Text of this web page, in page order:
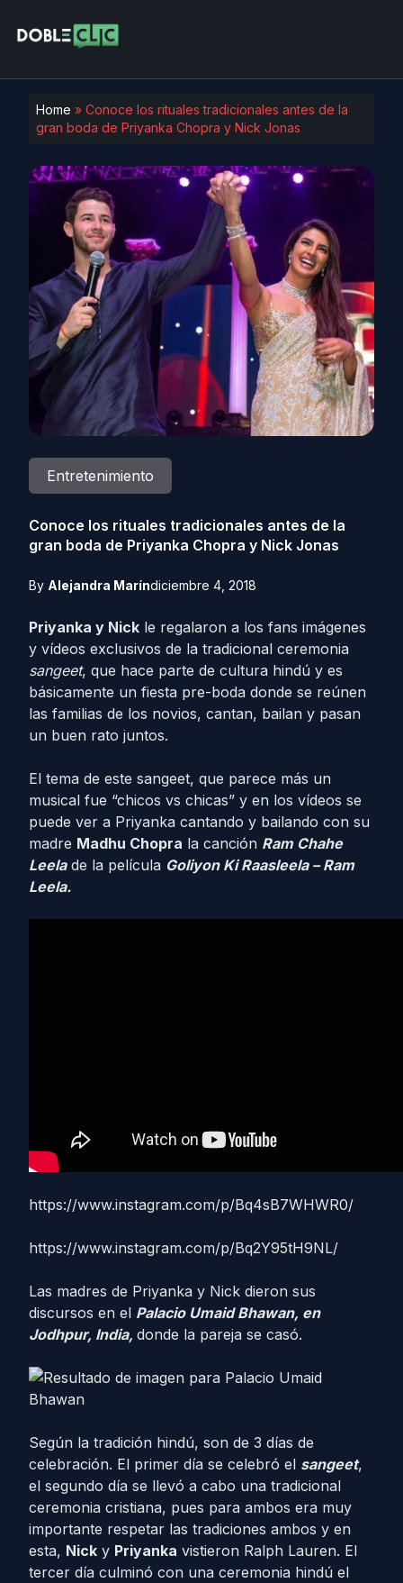
Home » Conoce los rituales tradicionales antes de la
gran boda de Priyanka Chopra y Nick Jonas
Entretenimiento
Conoce los rituales tradicionales antes de la
gran boda de Priyanka Chopra y Nick Jonas
By Alejandra Maríndiciembre 4, 2018
Priyanka y Nick le regalaron a los fans imágenes
y vídeos exclusivos de la tradicional ceremonia
sangeet, que hace parte de cultura hindú y es
básicamente un fiesta pre-boda donde se reúnen
las familias de los novios, cantan, bailan y pasan
un buen rato juntos.
El tema de este sangeet, que parece más un
musical fue “chicos vs chicas” y en los vídeos se
puede ver a Priyanka cantando y bailando con su
madre Madhu Chopra la canción Ram Chahe
Leelade la película Goliyon Ki Raasleela – Ram
Leela.
https://www.instagram.com/p/Bq4sB7WHWR0/
https://www.instagram.com/p/Bq2Y95tH9NL/
Las madres de Priyanka y Nick dieron sus
discursos en el Palacio Umaid Bhawan, en
Jodhpur, India, donde la pareja se casó.
Según la tradición hindú, son de 3 días de
celebración. El primer día se celebró el sangeet,
el segundo día se llevó a cabo una tradicional
ceremonia cristiana, pues para ambos era muy
importante respetar las tradiciones ambos y en
esta, Nick y Priyanka vistieron Ralph Lauren. El
tercer día culminó con una ceremonia hindú el